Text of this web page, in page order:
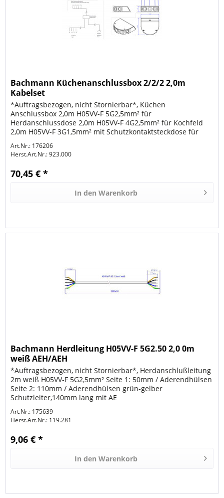
Bachmann Küchenanschlussbox 2/2/2 2,0m
Kabelset
*Auftragsbezogen, nicht Stornierbar*, Küchen
Anschlussbox 2,0m H05VV-F 5G2,5mm² für
Herdanschlussdose 2,0m H05VV-F 4G2,5mm² für Kochfeld
2,0m H05VV-F 3G1,5mm² mit Schutzkontaktsteckdose für
Art.Nr.: 176206
Herst.Art.Nr.:923.000
70,45 € *
In den Warenkorb
Bachmann Herdleitung H05VV-F 5G2.50 2,0 0m
weiß AEH/AEH
*Auftragsbezogen, nicht Stornierbar*, Herdanschlußleitung
2m weiß H05VV-F 5G2,5mm² Seite 1: 50mm / Aderendhülsen
Seite 2: 110mm / Aderendhülsen grün-gelber
Schutzleiter,140mm lang mit AE
Art.Nr.: 175639
Herst.Art.Nr.: 119.281
9,06 € *
In den Warenkorb